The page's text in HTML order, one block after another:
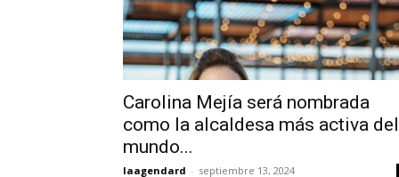
Carolina Mejía será nombrada
como la alcaldesa más activa del
mundo...
laagendard - septiembre 13, 2024